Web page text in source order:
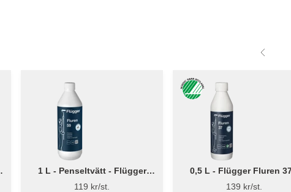
1 L - Penseltvätt - Flügger
Fluren 59
119 kr/st.
0,5 L - Flügger Fluren
Grundrengöring
139 kr/st.